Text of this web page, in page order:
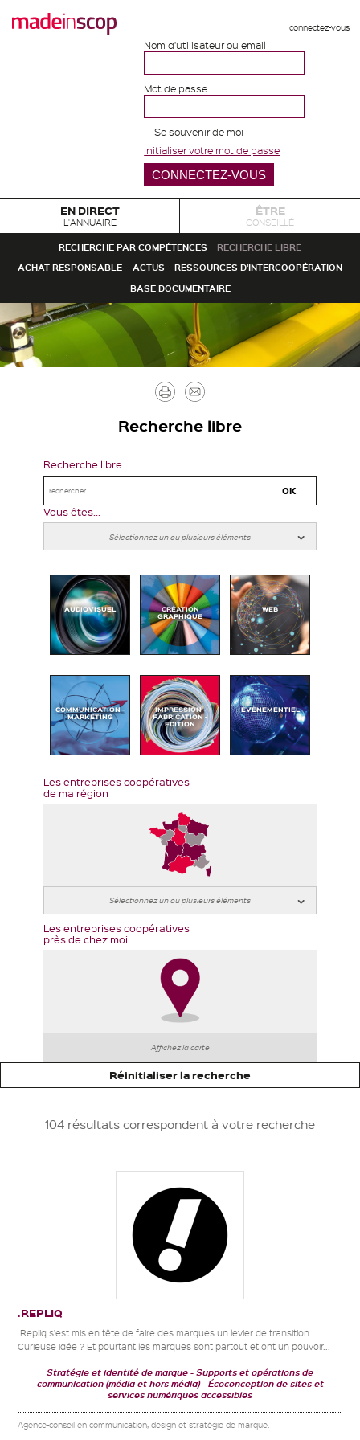
connectez-vous
Nom d'utilisateur ou email
Mot de passe
Se souvenir de moi
Initialiser votre mot de passe
EN DIRECT
L'ANNUAIRE
ÊTRE
CONSEILLÉ
RECHERCHE PAR COMPÉTENCES
RECHERCHE LIBRE
ACHAT RESPONSABLE
ACTUS
RESSOURCES D'INTERCOOPÉRATION
BASE DOCUMENTAIRE
Imprimer
Recherche libre
Recherche libre
Vous êtes...
AUDIOVISUEL CRÉATION
GRAPHIQUE
WEB
COMMUNICATION -
MARKETING
IMPRESSION -
FABRICATION -
EDITION
ÉVÉNEMENTIEL
Les entreprises coopératives
de ma région
Les entreprises coopératives
près de chez moi
Affichez la carte
Réinitialiser la recherche
104 résultats correspondent à votre recherche
.REPLIQ
.Repliq s’est mis en tête de faire des marques un levier de transition.
Curieuse idée ? Et pourtant les marques sont partout et ont un pouvoir...
Stratégie et identité de marque
Supports et opérations de
communication (média et hors média)
Écoconception de sites et
services numériques accessibles
Agence-conseil en communication, design et stratégie de marque.